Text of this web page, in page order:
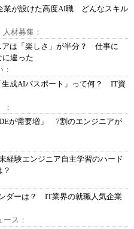
が設けた高度AI職 どんなスキル
材募集：
アは「楽しさ」が半分？ 仕事に
に違った
成AIパスポート」って何？ IT資
：
が需要増」 7割のエンジニアが
験エンジニア自主学習のハード
ダーは？ IT業界の就職人気企業
ス：